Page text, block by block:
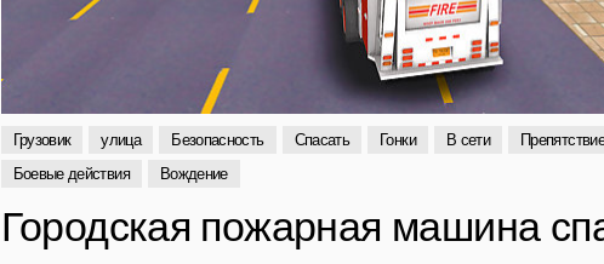
Грузовик улица Безопасность Спасать Гонки В сети
Боевые действия
Вождение
Городская пожарная машина